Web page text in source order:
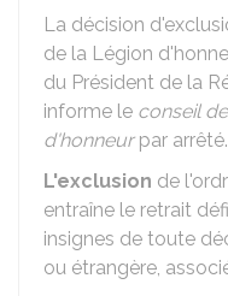
La décision
de la Légion
du Président de la
informe le conseil
d'honneurpar arrêté.
L'exclusion de
entraîne le retrait
insignes de toute
ou étrangère,